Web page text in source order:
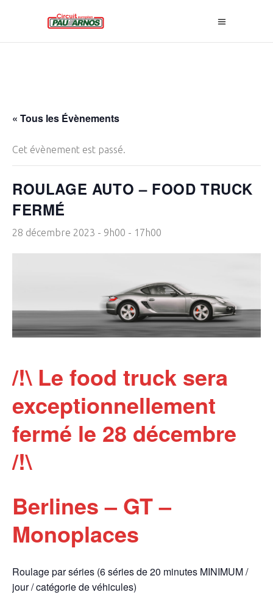
« Tous les Évènements
Cet évènement est passé.
ROULAGE AUTO – FOOD TRUCK
FERMÉ
28 décembre 2023 - 9h00 - 17h00
/!\ Le food truck sera
exceptionnellement
fermé le 28 décembre
/!\
Berlines – GT –
Monoplaces
Roulage par séries (6 séries de 20 minutes MINIMUM /
jour / catégorie de véhicules)